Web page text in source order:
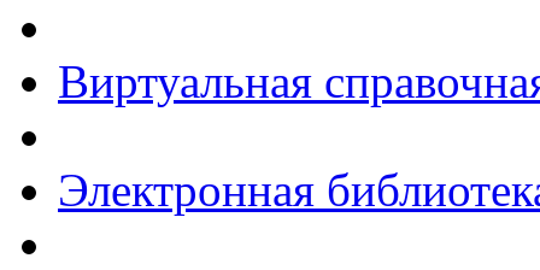
Виртуальная
Электронная